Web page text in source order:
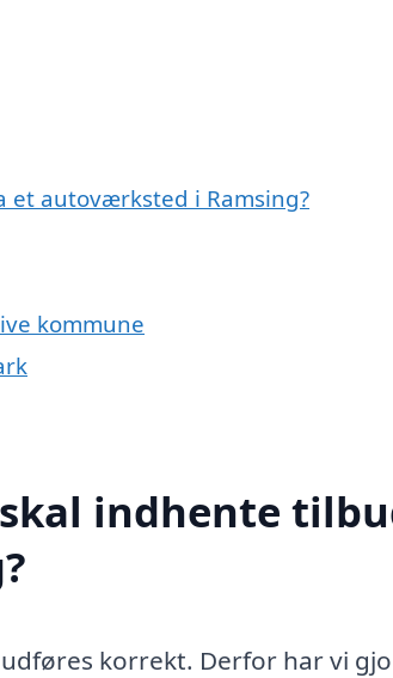
autoværksted i Ramsing?
kommune
indhente
korrekt. Derfor har vi